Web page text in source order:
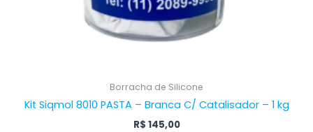
Borracha de Silicone
Kit Siqmol 8010 PASTA – Branca C/ Catalisador – 1 kg
R$ 145,00